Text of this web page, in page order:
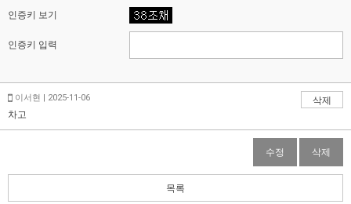
인증키 보기
인증키 입력
이서현 | 2025-11-06
삭제
차고
수정 삭제
목록